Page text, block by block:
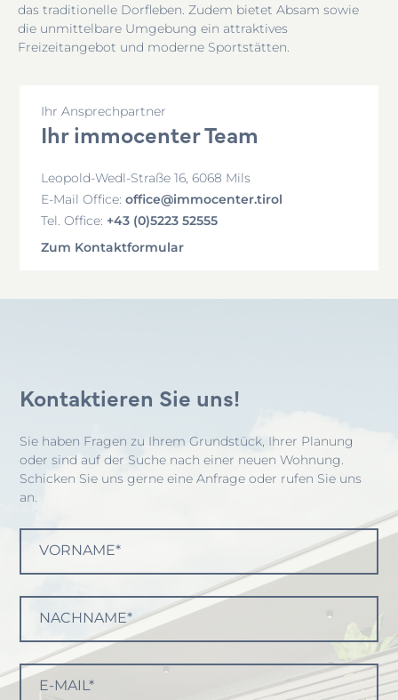
das traditionelle Dorfleben. Zudem bietet Absam sowie
die unmittelbare Umgebung ein attraktives
Freizeitangebot und moderne Sportstätten.
Ihr Ansprechpartner
Ihr immocenter Team
Leopold-Wedl-Straße 16, 6068 Mils
E-Mail Office: office@immocenter.tirol
Tel. Office: +43 (0)5223 52555
Zum Kontaktformular
Kontaktieren Sie uns!
Sie haben Fragen zu Ihrem Grundstück, Ihrer Planung
oder sind auf der Suche nach einer neuen Wohnung.
Schicken Sie uns gerne eine Anfrage oder rufen Sie uns
an.
VORNAME*
NACHNAME*
E-MAIL*